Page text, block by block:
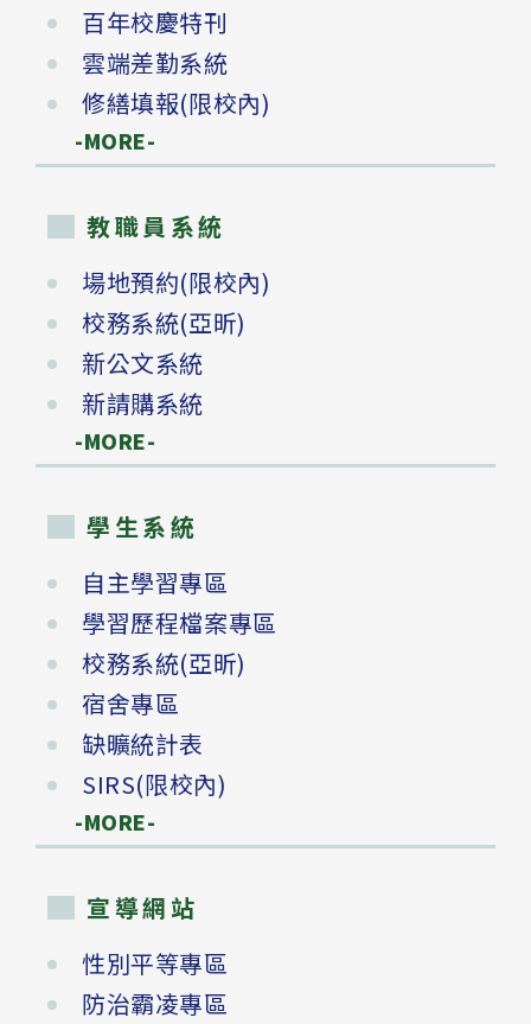
百年校慶特刊
雲端差勤系統
修繕填報(限校內)
-MORE-
教職員系統
場地預約(限校內)
校務系統(亞昕)
新公文系統
新請購系統
-MORE-
學生系統
自主學習專區
學習歷程檔案專區
校務系統(亞昕)
宿舍專區
缺曠統計表
SIRS(限校內)
-MORE-
宣導網站
性別平等專區
防治霸凌專區